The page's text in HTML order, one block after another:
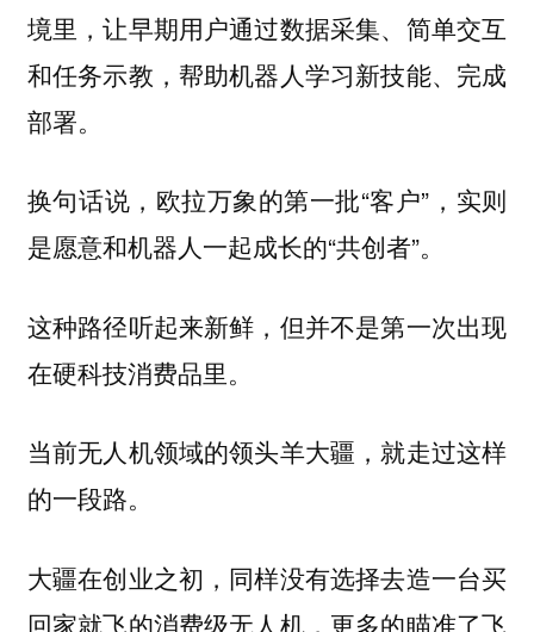
境里，让早期用户通过数据采集、简单交互
和任务示教，帮助机器人学习新技能、完成
部署。
换句话说，欧拉万象的第一批“客户”，实则
是愿意和机器人一起成长的“共创者”。
这种路径听起来新鲜，但并不是第一次出现
在硬科技消费品里。
当前无人机领域的领头羊大疆，就走过这样
的一段路。
大疆在创业之初，同样没有选择去造一台买
回家就飞的消费级无人机，更多的瞄准了飞